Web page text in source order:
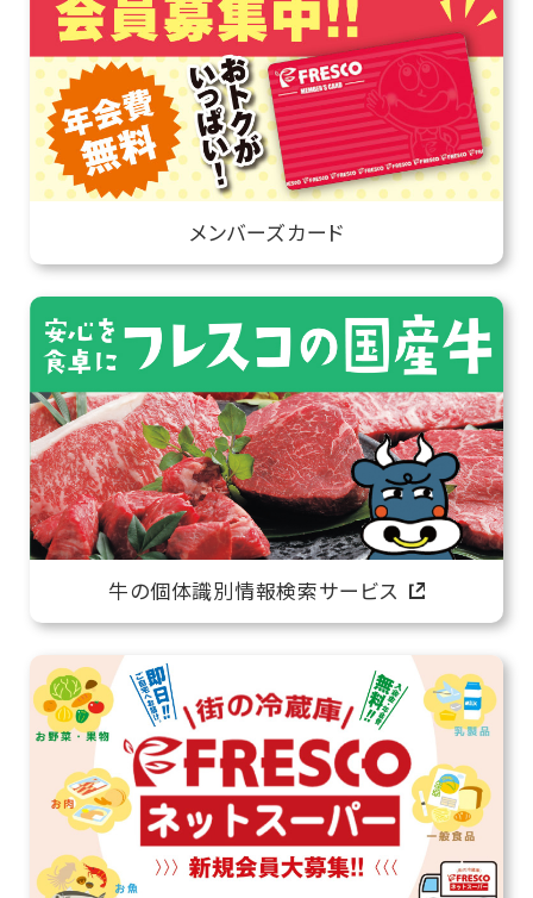
メンバーズカード
牛の個体識別情報検索サービス